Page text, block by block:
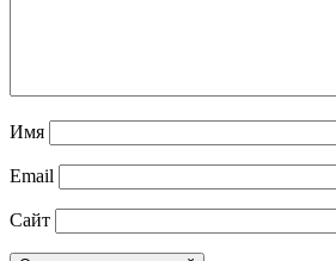
Имя
Email
Сайт